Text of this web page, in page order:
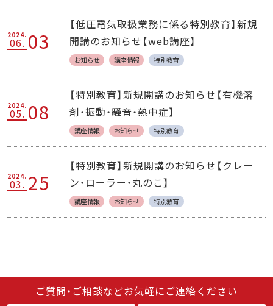
2024.
06. 03
【低圧電気取扱業務に係る特別教育】新規
開講のお知らせ【web講座】
お知らせ 講座情報 特別教育
2024.
05. 08
【特別教育】新規開講のお知らせ【有機溶
剤・振動・騒音・熱中症】
講座情報 お知らせ 特別教育
2024.
03. 25
【特別教育】新規開講のお知らせ【クレー
ン・ローラー・丸のこ】
講座情報 お知らせ 特別教育
ご質問・ご相談などお気軽にご連絡ください